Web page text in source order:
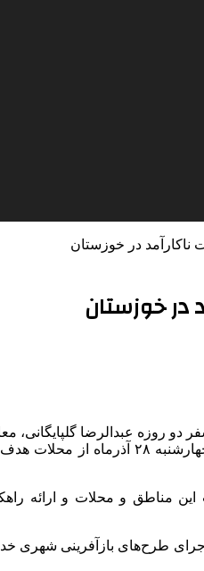
دو روزه عبدالرضا
مدیرعامل شرکت بازآفرینی
مناطق و محلات و ارائه
طرح‌های بازآفرینی شهری